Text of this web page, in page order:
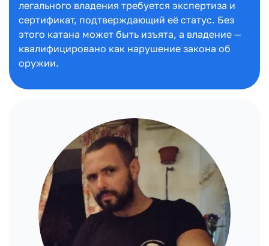
легального владения требуется экспертиза и
сертификат, подтверждающий её статус. Без
этого катана может быть изъята, а владение —
квалифицировано как нарушение закона об
оружии.